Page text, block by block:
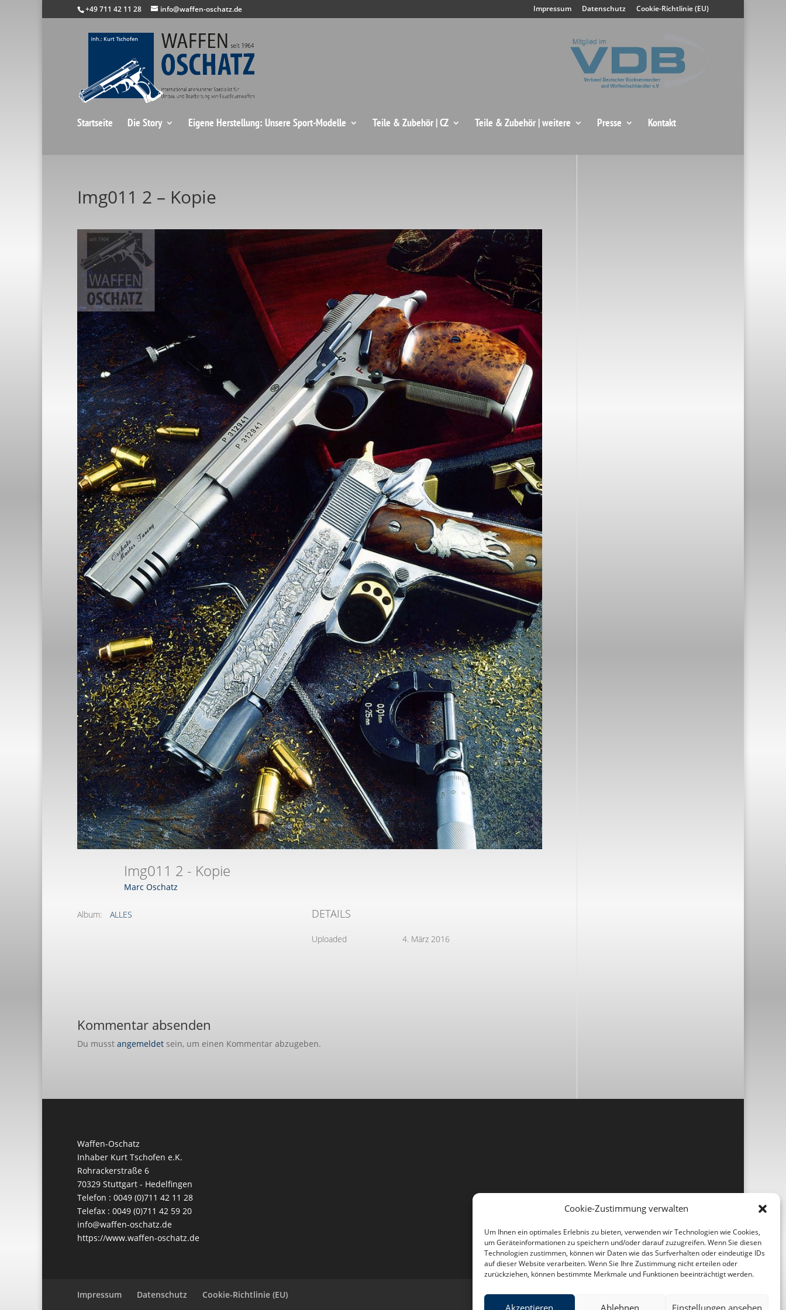
Cookie-Zustimmung verwalten
Um Ihnen ein optimales Erlebnis zu bieten, verwenden wir Technologien wie Cookies,
um Geräteinformationen zu speichern und/oder darauf zuzugreifen. Wenn Sie diesen
Technologien zustimmen, können wir Daten wie das Surfverhalten oder eindeutige IDs
auf dieser Website verarbeiten. Wenn Sie Ihre Zustimmung nicht erteilen oder
zurückziehen, können bestimmte Merkmale und Funktionen beeinträchtigt werden.
Akzeptieren Ablehnen Einstellungen ansehen
+49 711 42 11 28 info@waffen-oschatz.de Impressum Datenschutz Cookie-Richtlinie (EU)
Startseite Die Story Eigene Herstellung: Unsere Sport-Modelle Teile & Zubehör | CZ Teile & Zubehör | weitere Presse Kontakt
Img011 2 – Kopie
Img011 2 - Kopie
Marc Oschatz
Album: ALLES DETAILS
Uploaded 4. März 2016
Kommentar absenden
Du musst angemeldet sein, um einen Kommentar abzugeben.
Waffen-Oschatz
Inhaber Kurt Tschofen e.K.
Rohrackerstraße 6
70329 Stuttgart - Hedelfingen
Telefon : 0049 (0)711 42 11 28
Telefax : 0049 (0)711 42 59 20
info@waffen-oschatz.de
https://www.waffen-oschatz.de
Impressum Datenschutz Cookie-Richtlinie (EU)